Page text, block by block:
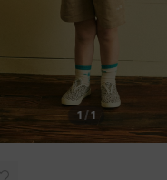
PRODUCT VIEW
1 / 1